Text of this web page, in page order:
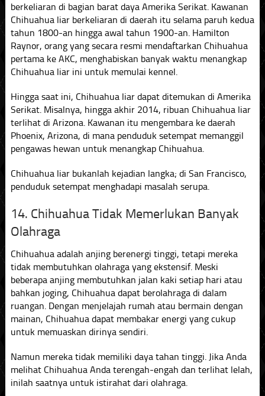
berkeliaran di bagian barat daya Amerika Serikat. Kawanan
Chihuahua liar berkeliaran di daerah itu selama paruh kedua
tahun 1800-an hingga awal tahun 1900-an. Hamilton
Raynor, orang yang secara resmi mendaftarkan Chihuahua
pertama ke AKC, menghabiskan banyak waktu menangkap
Chihuahua liar ini untuk memulai kennel.
Hingga saat ini, Chihuahua liar dapat ditemukan di Amerika
Serikat. Misalnya, hingga akhir 2014, ribuan Chihuahua liar
terlihat di Arizona. Kawanan itu mengembara ke daerah
Phoenix, Arizona, di mana penduduk setempat memanggil
pengawas hewan untuk menangkap Chihuahua.
Chihuahua liar bukanlah kejadian langka; di San Francisco,
penduduk setempat menghadapi masalah serupa.
14. Chihuahua Tidak Memerlukan Banyak
Olahraga
Chihuahua adalah anjing berenergi tinggi, tetapi mereka
tidak membutuhkan olahraga yang ekstensif. Meski
beberapa anjing membutuhkan jalan kaki setiap hari atau
bahkan joging, Chihuahua dapat berolahraga di dalam
ruangan. Dengan menjelajah rumah atau bermain dengan
mainan, Chihuahua dapat membakar energi yang cukup
untuk memuaskan dirinya sendiri.
Namun mereka tidak memiliki daya tahan tinggi. Jika Anda
melihat Chihuahua Anda terengah-engah dan terlihat lelah,
inilah saatnya untuk istirahat dari olahraga.